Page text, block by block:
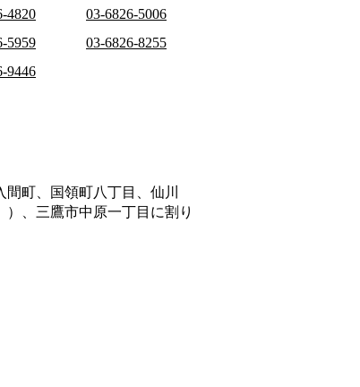
4820
03-6826-5006
5959
03-6826-8255
9446
町、国領町八丁目、仙川
、三鷹市中原一丁目 に割り